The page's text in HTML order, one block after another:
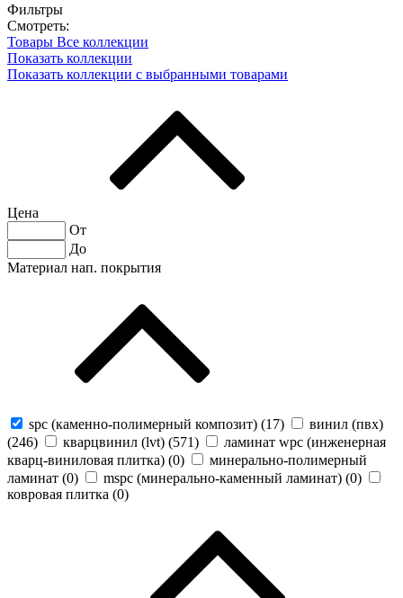
Фильтры
Смотреть:
Товары Все коллекции
Показать коллекции
Показать коллекции с выбранными товарами
Цена
От
До
Материал нап. покрытия
spc (каменно-полимерный композит) (17)
винил (пвх)
(246) кварцвинил (lvt) (571)
ламинат wpc (инженерная
кварц-виниловая плитка) (0)
минерально-полимерный
ламинат (0) mspc (минерально-каменный ламинат) (0)
ковровая плитка (0)